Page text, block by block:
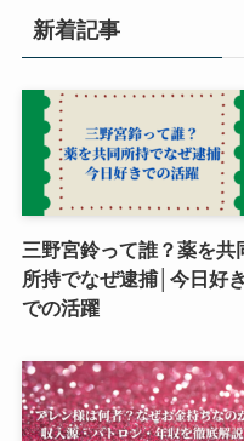
新着記事
三野宮鈴って誰？薬を共
所持でなぜ逮捕│今日好き
での活躍